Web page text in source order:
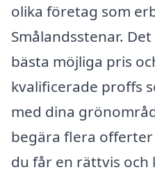
olika företag som
Smålandsstenar.
bästa möjliga pris
kvalificerade proffs
med dina
begära flera
du får en rättvis